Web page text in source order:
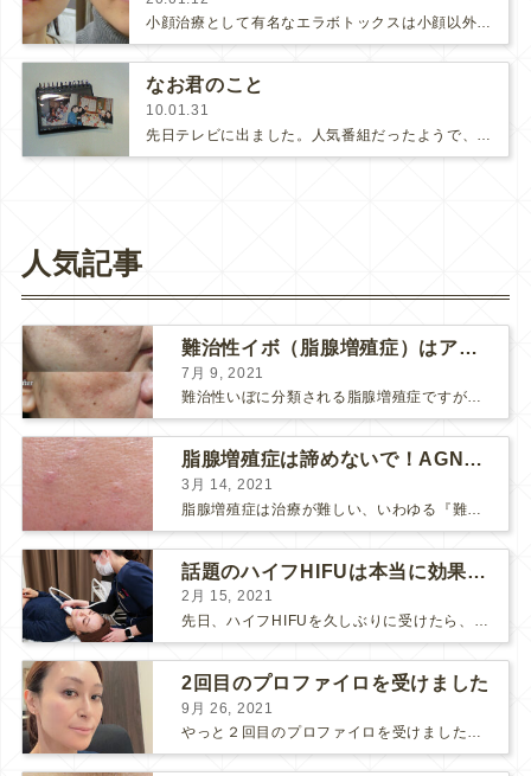
小顔治療として有名なエラボトックスは小顔以外の効果もあるんですよ♪(さらに…)
なお君のこと
10.01.31
人気記事
難治性イボ（脂腺増殖症）はアグネスAGNESが効果的です！
7月 9, 2021
難治性いぼに分類される脂腺増殖症ですが、脂腺増殖症はAGNESアグネスにとても良く反応して、きれいに治すことができます。 ↑ 脂腺増殖症をアグネスAGNESで３回治療した1ヶ月後の写真です。...
脂腺増殖症は諦めないで！AGNESアグネス治療でツルツル肌に！
3月 14, 2021
話題のハイフHIFUは本当に効果があるのか？
2月 15, 2021
先日、ハイフHIFUを久しぶりに受けたら、顔の調子がとても良い感じです♪ 私はハイフHIFU後はいつも３日位、人には気付かれない程度に軽く腫れて、その後、グングンと顔が引き締まります。 ...
2回目のプロファイロを受けました
9月 26, 2021
やっと２回目のプロファイロを受けました。 ↑ 写真はプロファイロ翌日です。 この距離の写真では凹凸は映らないですし、 実物も、首がよく見ると凹凸が残っている位で、 それも３日で...